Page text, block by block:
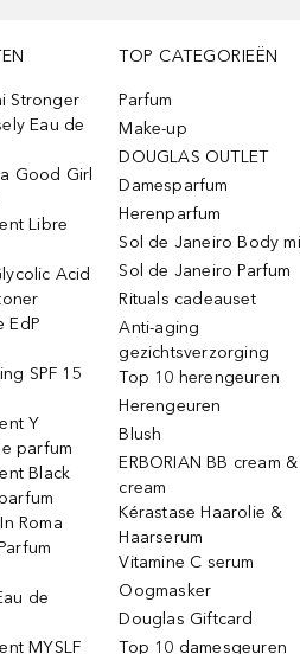
Stronger
Eau de
Good Girl
Libre
Acid
EdP
SPF 15
Y
parfum
Black
Roma
de
MYSLF
TOP CATEGORIEËN
Parfum
Make-up
DOUGLAS OUTLET
Damesparfum
Herenparfum
Sol de Janeiro Body
Sol de Janeiro Parfum
Rituals cadeauset
Anti-aging
gezichtsverzorging
Top 10 herengeuren
Herengeuren
Blush
ERBORIAN BB cream
cream
Kérastase Haarolie &
Haarserum
Vitamine C serum
Oogmasker
Douglas Giftcard
Top 10 damesgeuren